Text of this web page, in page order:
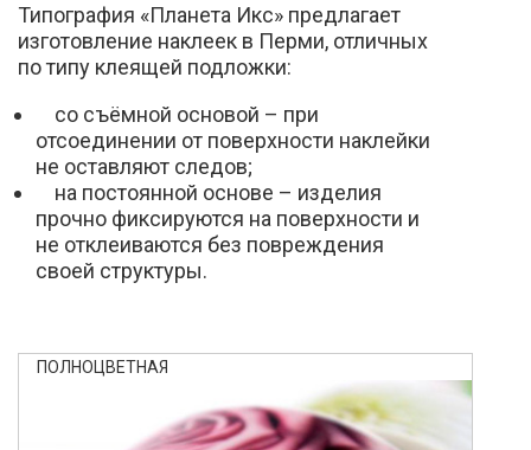
Типография «Планета Икс» предлагает
изготовление наклеек в Перми, отличных
по типу клеящей подложки:
со съёмной основой – при
отсоединении от поверхности наклейки
не оставляют следов;
на постоянной основе – изделия
прочно фиксируются на поверхности и
не отклеиваются без повреждения
своей структуры.
ПОЛНОЦВЕТНАЯ